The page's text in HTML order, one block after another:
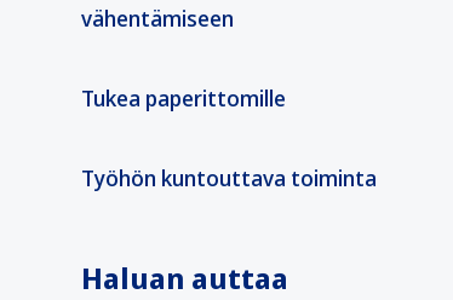
vähentämiseen
Tukea paperittomille
Työhön kuntouttava toiminta
Haluan auttaa